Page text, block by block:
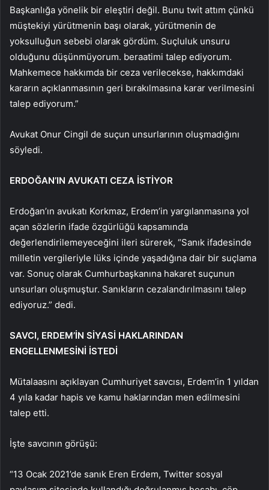
Başkanlığa yönelik bir eleştiri değil. Bunu twit attım çünkü
müştekiyi yürütmenin başı olarak, yürütmenin de
yoksulluğun sebebi olarak gördüm. Suçluluk unsuru
olduğunu düşünmüyorum. beraatimi talep ediyorum.
Mahkemece hakkımda bir ceza verilecekse, hakkımdaki
kararın açıklanmasının geri bırakılmasına karar verilmesini
talep ediyorum.”
Avukat Onur Cingil de suçun unsurlarının oluşmadığını
söyledi.
ERDOĞAN’IN AVUKATI CEZA İSTİYOR
Erdoğan’ın avukatı Korkmaz, Erdem’in yargılanmasına yol
açan sözlerin ifade özgürlüğü kapsamında
değerlendirilemeyeceğini ileri sürerek, “Sanık ifadesinde
milletin vergileriyle lüks içinde yaşadığına dair bir suçlama
var. Sonuç olarak Cumhurbaşkanına hakaret suçunun
unsurları oluşmuştur. Sanıkların cezalandırılmasını talep
ediyoruz.” dedi.
SAVCI, ERDEM’İN SİYASİ HAKLARINDAN
ENGELLENMESİNİ İSTEDİ
Mütalaasını açıklayan Cumhuriyet savcısı, Erdem’in 1 yıldan
4 yıla kadar hapis ve kamu haklarından men edilmesini
talep etti.
İşte savcının görüşü:
“13 Ocak 2021’de sanık Eren Erdem, Twitter sosyal